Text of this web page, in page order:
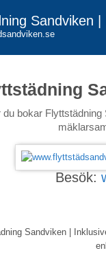
Sandviken
du bokar
Besök:
Sandviken |